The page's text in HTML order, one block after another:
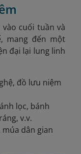
cuối tuần và
mang đến một
đại lại lung linh
đồ lưu niệm
lọc, bánh
v.v.
dân gian